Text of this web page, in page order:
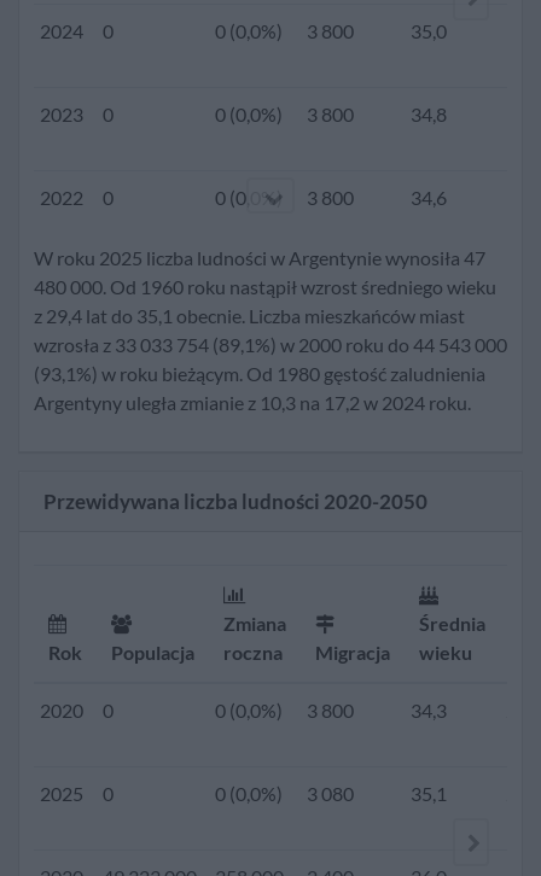
2024 0 0 (0,0%) 3 800 35,0
2023 0 0 (0,0%) 3 800 34,8
2022 0 0 (0,0%) 3 800 34,6
2021 0 0 (0,0%) 3 800 34,5
2020 45 510 000
408 000
(0,9%)
3 800 34,3
2017 0 0 (0,0%) 4 800 33,9
(1,0%)
W roku 2025 liczba ludności w Argentynie wynosiła 47
480 000. Od 1960 roku nastąpił wzrost średniego wieku
z 29,4 lat do 35,1 obecnie. Liczba mieszkańców miast
wzrosła z 33 033 754 (89,1%) w 2000 roku do 44 543 000
(93,1%) w roku bieżącym. Od 1980 gęstość zaludnienia
Argentyny uległa zmianie z 10,3 na 17,2 w 2024 roku.
Przewidywana liczba ludności 2020-2050
Rok Populacja
Zmiana
roczna
Migracja
Średnia
wieku
2020 0 0 (0,0%) 3 800 34,3
2025 0 0 (0,0%) 3 080 35,1